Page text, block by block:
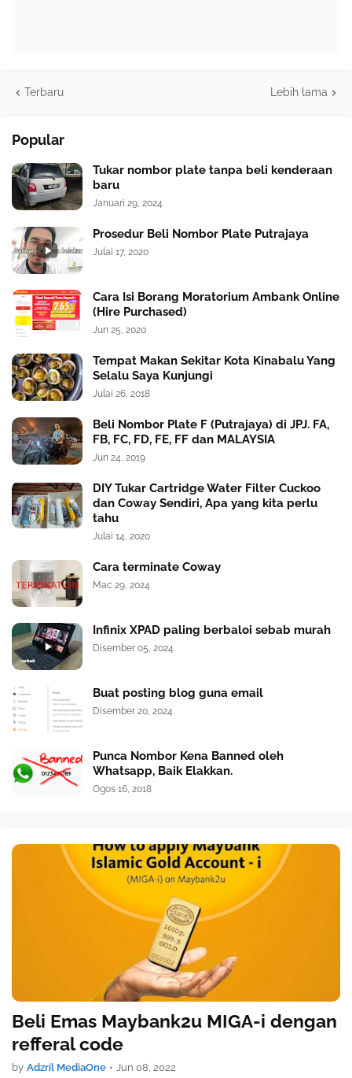
Terbaru Lebih lama
Popular
Tukar nombor plate tanpa beli kenderaan
baru
Januari 29, 2024
Prosedur Beli Nombor Plate Putrajaya
Julai 17, 2020
Cara Isi Borang Moratorium Ambank Online
(Hire Purchased)
Jun 25, 2020
Tempat Makan Sekitar Kota Kinabalu Yang
Selalu Saya Kunjungi
Julai 26, 2018
Beli Nombor Plate F (Putrajaya) di JPJ. FA,
FB, FC, FD, FE, FF dan MALAYSIA
Jun 24, 2019
DIY Tukar Cartridge Water Filter Cuckoo
dan Coway Sendiri, Apa yang kita perlu
tahu
Julai 14, 2020
Cara terminate Coway
Mac 29, 2024
Infinix XPAD paling berbaloi sebab murah
Disember 05, 2024
Buat posting blog guna email
Disember 20, 2024
Punca Nombor Kena Banned oleh
Whatsapp, Baik Elakkan.
Ogos 16, 2018
Beli Emas Maybank2u MIGA-i dengan
refferal code
by Adzril MediaOne • Jun 08, 2022